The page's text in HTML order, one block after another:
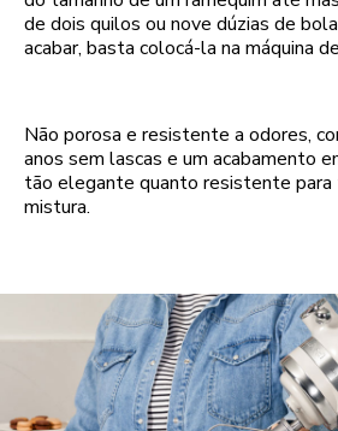
de dois quilos ou nove dúzias de
acabar, basta colocá-la na máquina
Não porosa e resistente a odores,
anos sem lascas e um acabamento
tão elegante quanto resistente
mistura.